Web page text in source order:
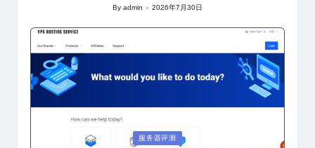
Posted
Byadmin 2026年7月30日
服务器评测